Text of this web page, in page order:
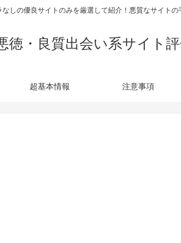
しの優良サイトのみを厳選して紹介！悪質なサイトの
徳・良質出会い系サイト
超基本情報 注意事項